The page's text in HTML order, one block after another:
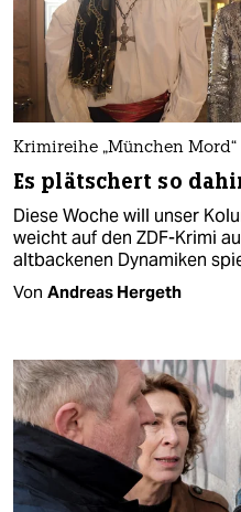
Krimireihe „München Mord“
Es plätschert so
Diese Woche will unser
weicht auf den ZDF-Krimi
altbackenen Dynamiken
Von Andreas Hergeth